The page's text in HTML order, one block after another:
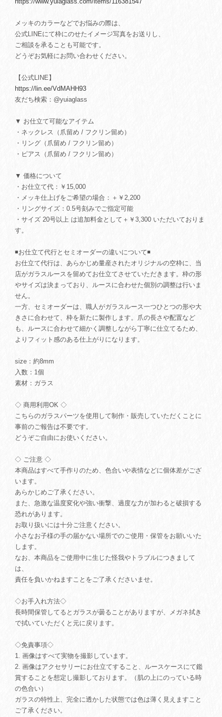
メッキのカラーなどでお悩みの際は、
公式LINEにて枠にのせたイメージ写真をお送りし、
ご相談を承ることも可能です。
どうぞお気軽にお問い合わせください。
【公式LINE】
https://lin.ee/VdMAHH93
友だち検索：@yuiaglass
▼ お仕立て可能なアイテム
・ネックレス（爪留め / フクリン留め）
・リング（爪留め / フクリン留め）
・ピアス（爪留め / フクリン留め）
▼ 価格について
・お仕立て代：￥15,000
・メッキ仕上げをご希望の場合：＋￥2,200
・リングサイズ：0.5号刻みでご指定可能
・サイズ 20号以上 は追加料金として＋￥3,300 いただいておりま
す。
◾️お仕立て代行とセミオーダーの違いについて◾️
お仕立て代行は、あらかじめ量産されたオリジナルの空枠に、当
店がガラスルースを留めてお仕立てさせていただきます。枠の形
やサイズは決まっており、ルースに合わせた個別の調整は行いま
せん。
一方、セミオーダーは、職人がガラスルース一つひとつの形や大
きさに合わせて、枠を新たに製作します。爪の長さや配置など
も、ルースに合わせて細かく調整しながら丁寧に仕立てるため、
よりフィット感のある仕上がりになります。
size：約8mm
入数：1個
素材：ガラス
◇ 商用利用OK ◇
こちらのガラスパーツを使用して制作・販売していただくことに
事前のご報告は不要です。
どうぞご自由にお使いください。
◇ ご注意 ◇
本商品はすべて手作りのため、色合いや表情などに個体差がござ
います。
あらかじめご了承ください。
また、急激な温度変化や強い衝撃、過度な力が加わると破損する
恐れがあります。
お取り扱いには十分ご注意ください。
小さなお子様の手の届かない場所でのご使用・保管をお願いいた
します。
なお、本商品をご使用中に生じた怪我やトラブルにつきまして
は、
責任を負いかねますことをご了承くださいませ。
◇お手入れ方法◇
長時間保管してるとガラスが曇ることがありますが、メガネ拭き
で拭いていただくと元に戻ります。
◇免責事項◇
1. 画像はすべて実物を撮影しています。
2. 画像はアクセサリーにお仕立てすること、ルースケースにて鑑
賞することを想定し撮影しております。（肌の上にのっている時
の色合い）
ガラスの特性上、完全に透かした状態では色は薄く見えますこと
ご了承ください。